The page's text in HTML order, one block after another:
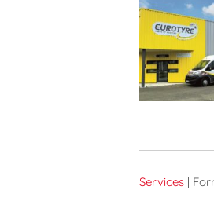
Services |